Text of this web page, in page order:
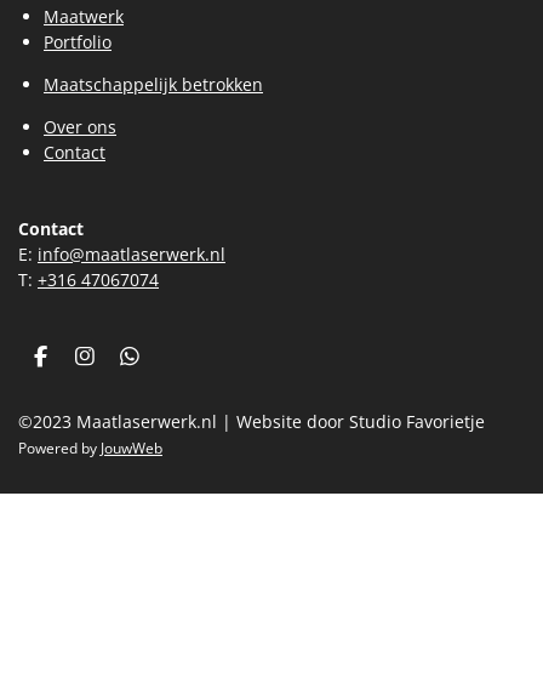
Maatwerk
Portfolio
Maatschappelijk betrokken
Over ons
Contact
Contact
E: info@maatlaserwerk.nl
T: +316 47067074
F
e
b
o
k
I
t
a
g
a
W
t
s
A
p
©2023 Maatlaserwerk.nl | Website door Studio Favorietje
Powered by JouwWeb